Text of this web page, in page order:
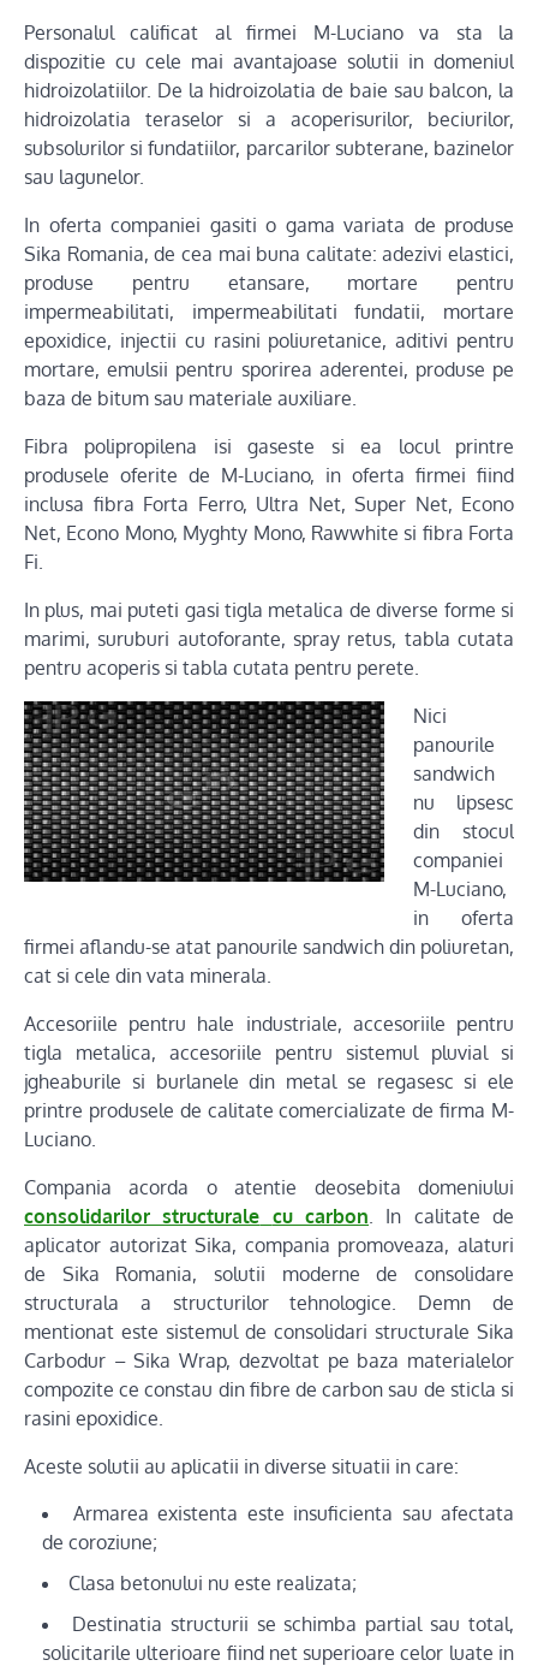
Personalul calificat al firmei M-Luciano va sta la
dispozitie cu cele mai avantajoase solutii in domeniul
hidroizolatiilor. De la hidroizolatia de baie sau balcon, la
hidroizolatia teraselor si a acoperisurilor, beciurilor,
subsolurilor si fundatiilor, parcarilor subterane, bazinelor
sau lagunelor.
In oferta companiei gasiti o gama variata de produse
Sika Romania, de cea mai buna calitate: adezivi elastici,
produse pentru etansare, mortare pentru
impermeabilitati, impermeabilitati fundatii, mortare
epoxidice, injectii cu rasini poliuretanice, aditivi pentru
mortare, emulsii pentru sporirea aderentei, produse pe
baza de bitum sau materiale auxiliare.
Fibra polipropilena isi gaseste si ea locul printre
produsele oferite de M-Luciano, in oferta firmei fiind
inclusa fibra Forta Ferro, Ultra Net, Super Net, Econo
Net, Econo Mono, Myghty Mono, Rawwhite si fibra Forta
Fi.
In plus, mai puteti gasi tigla metalica de diverse forme si
marimi, suruburi autoforante, spray retus, tabla cutata
pentru acoperis si tabla cutata pentru perete.
Nici
panourile
sandwich
nu lipsesc
din stocul
companiei
M-Luciano,
in oferta
firmei aflandu-se atat panourile sandwich din poliuretan,
cat si cele din vata minerala.
Accesoriile pentru hale industriale, accesoriile pentru
tigla metalica, accesoriile pentru sistemul pluvial si
jgheaburile si burlanele din metal se regasesc si ele
printre produsele de calitate comercializate de firma M-
Luciano.
Compania acorda o atentie deosebita domeniului
consolidarilor structurale cu carbon. In calitate de
aplicator autorizat Sika, compania promoveaza, alaturi
de Sika Romania, solutii moderne de consolidare
structurala a structurilor tehnologice. Demn de
mentionat este sistemul de consolidari structurale Sika
Carbodur – Sika Wrap, dezvoltat pe baza materialelor
compozite ce constau din fibre de carbon sau de sticla si
rasini epoxidice.
Aceste solutii au aplicatii in diverse situatii in care:
Armarea existenta este insuficienta sau afectata
de coroziune;
Clasa betonului nu este realizata;
Destinatia structurii se schimba partial sau total,
solicitarile ulterioare fiind net superioare celor luate in